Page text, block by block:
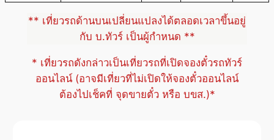
** เที่ยวรถด้านบนเปลี่ยนแปลงได้ตลอดเวลาขึ้นอยู่
กับ บ.ทัวร์ เป็นผู้กำหนด **
* เที่ยวรถดังกล่าวเป็นเที่ยวรถที่เปิดจองตั๋วรถทัวร์
ออนไลน์ (อาจมีเที่ยวที่ไม่เปิดให้จองตั๋วออนไลน์
ต้องไปเช็คที่ จุดขายตั๋ว หรือ บขส.)*